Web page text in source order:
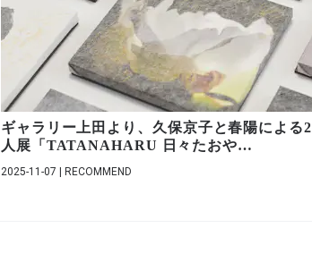
ギャラリー上田より、久保京子と春陽による2
人展「TATANAHARU 日々たおや…
2025-11-07 | RECOMMEND